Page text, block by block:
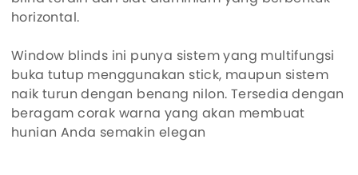
horizontal.
Window blinds ini punya sistem yang multifungsi
buka tutup menggunakan stick, maupun sistem
naik turun dengan benang nilon. Tersedia dengan
beragam corak warna yang akan membuat
hunian Anda semakin elegan